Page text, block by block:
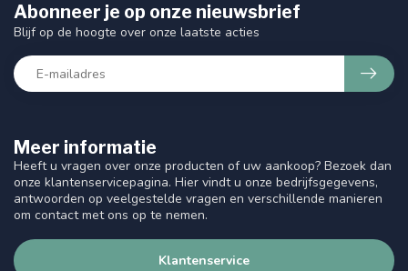
Meer informatie
Heeft u vragen over onze producten of uw aankoop? Bezoek dan
onze klantenservicepagina. Hier vindt u onze bedrijfsgegevens,
antwoorden op veelgestelde vragen en verschillende manieren
om contact met ons op te nemen.
Klantenservice
Abonneer je op onze nieuwsbrief
Blijf op de hoogte over onze laatste acties